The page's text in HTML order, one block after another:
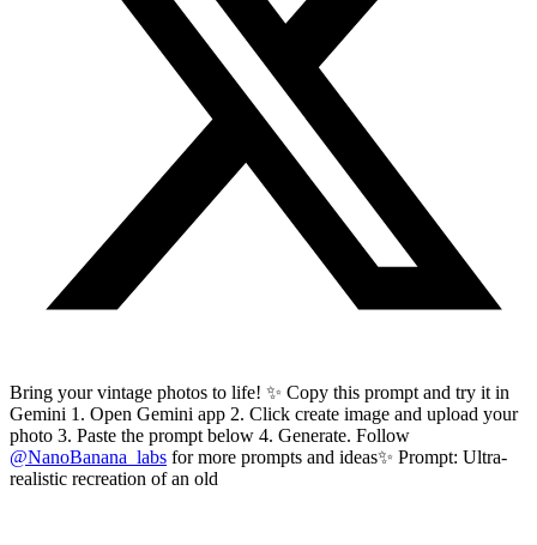
Bring your vintage photos to life! ✨ Copy this prompt and try it in
Gemini 1. Open Gemini app 2. Click create image and upload your
photo 3. Paste the prompt below 4. Generate. Follow
@NanoBanana_labs for more prompts and ideas✨ Prompt: Ultra-
realistic recreation of an old